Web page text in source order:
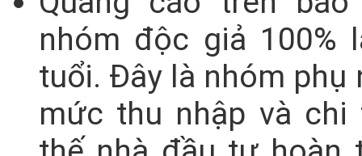
nhóm độc giả
tuổi. Đây là nhóm phụ
mức thu nhập và